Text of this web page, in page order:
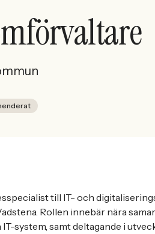
till IT- och
Rollen innebär nära
system, samt deltagande i